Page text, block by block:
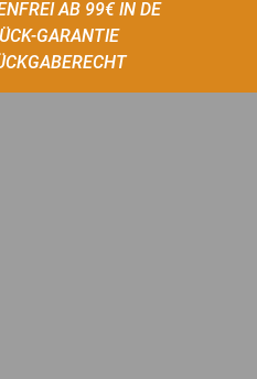
AB 99€ IN DE
GARANTIE